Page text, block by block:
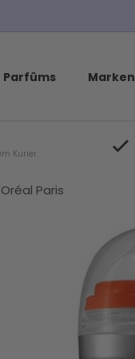
Parfüms Marken
Kurier
Paris